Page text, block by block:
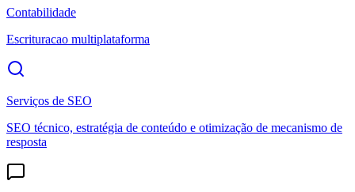
Contabilidade
Escrituracao multiplataforma
Serviços de SEO
SEO técnico, estratégia de conteúdo e otimização de mecanismo de
resposta